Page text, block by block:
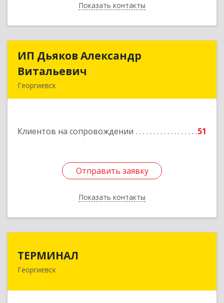
Показать контакты
Назад
ИП Дьяков Александр
Витальевич
Георгиевск
Клиентов на сопровождении 51
Отправить заявку
Показать контакты
ИП Дьяков Александр
Отправить заявку
Назад
ТЕРМИНАЛ
Георгиевск
357820, Ставропольский край, Георгиевск г,